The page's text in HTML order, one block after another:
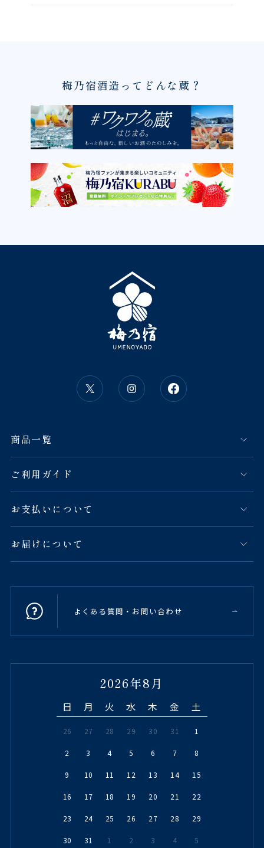
梅乃宿酒造ってどんな蔵？
商品一覧
ご利用ガイド
お支払いについて
お届けについて
よくある質問・お問い合わせ
2026年8月
日 月 火 水 木 金 土
26 27 28 29 30 31 1
2 3 4 5 6 7 8
9 10 11 12 13 14 15
16 17 18 19 20 21 22
23 24 25 26 27 28 29
30 31 1 2 3 4 5